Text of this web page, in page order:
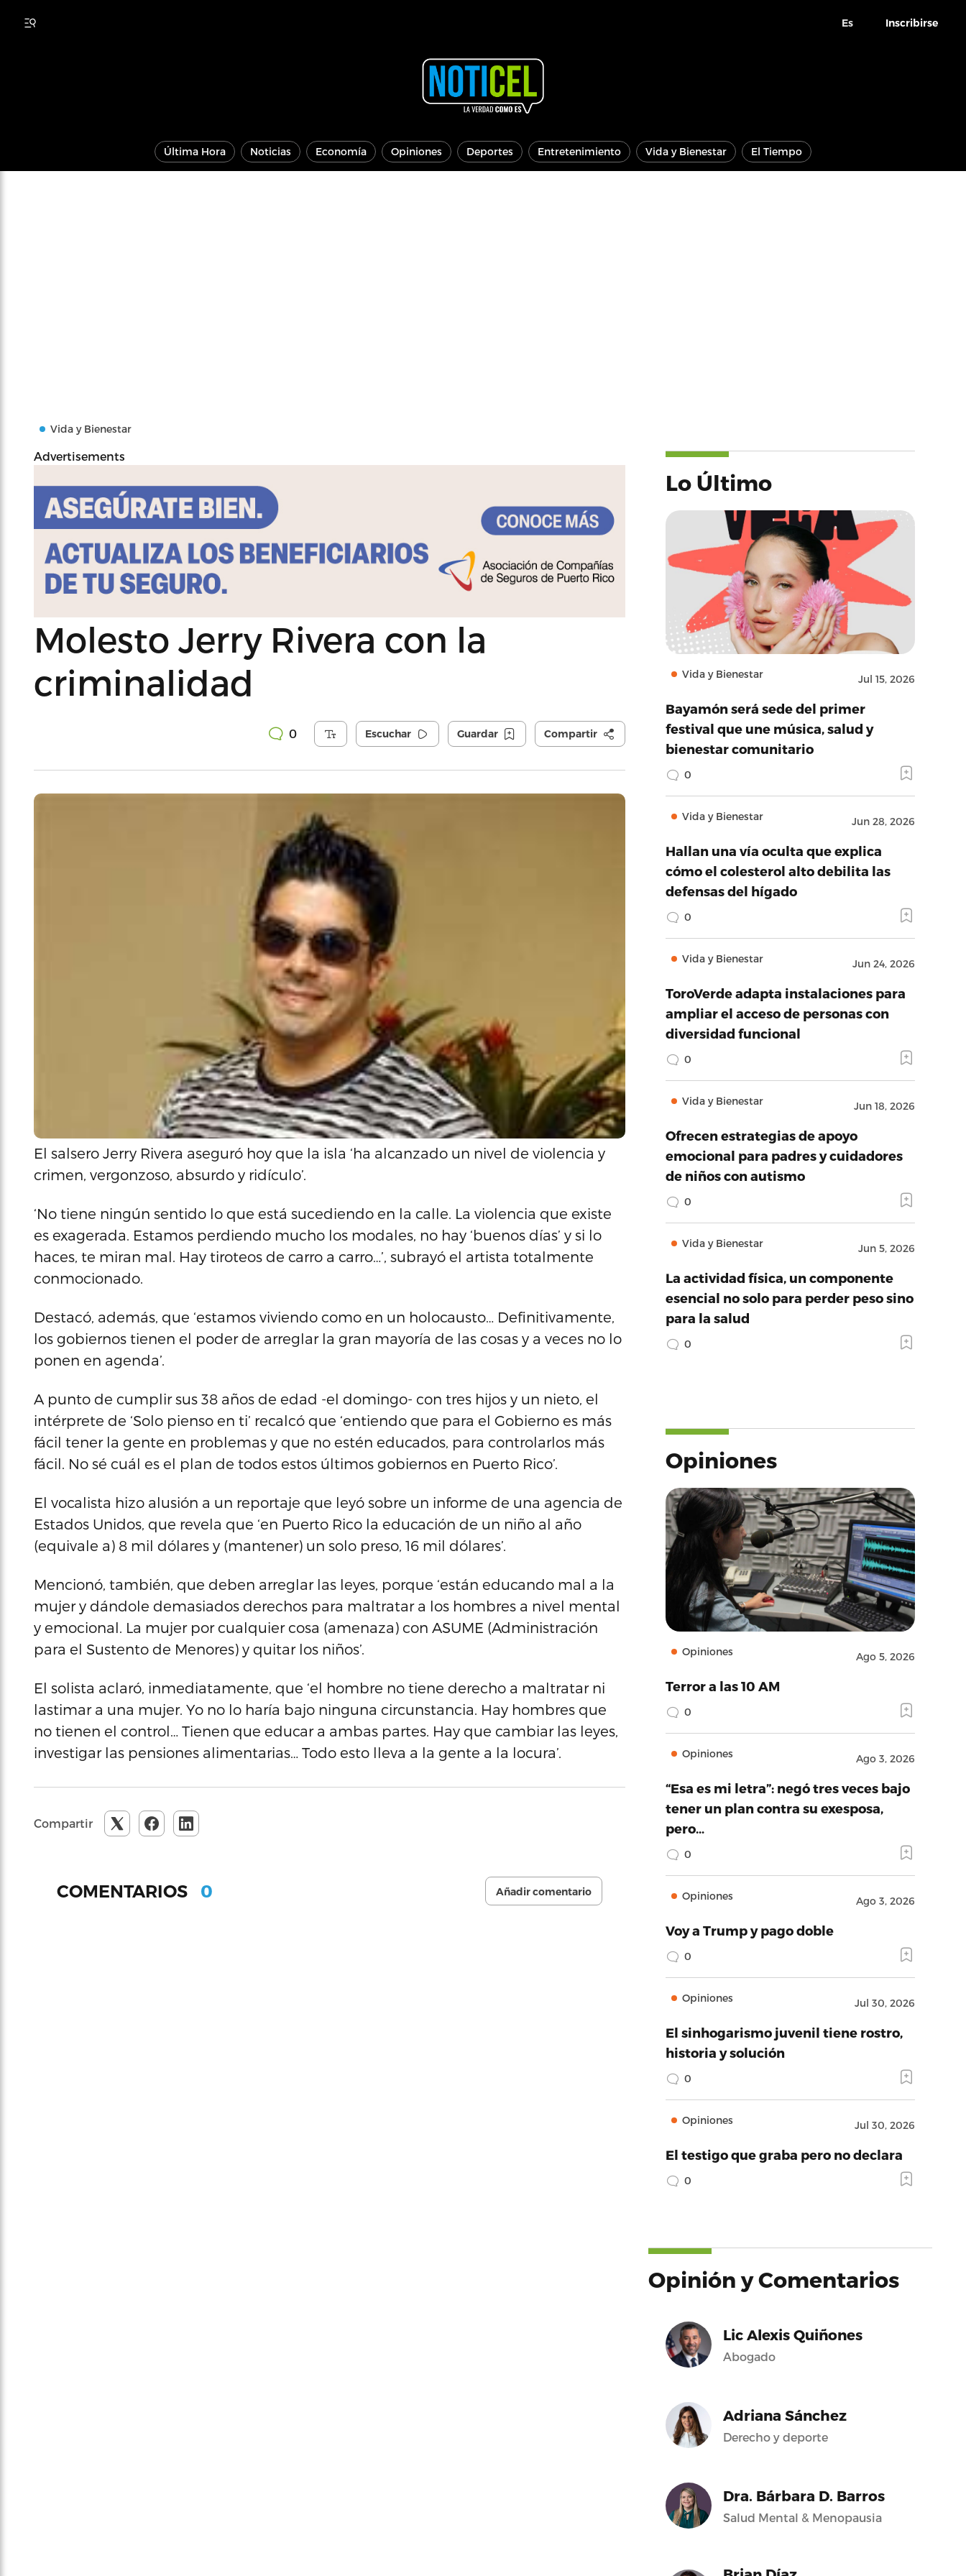
Es Inscribirse
Última Hora Noticias Economía Opiniones Deportes Entretenimiento Vida y Bienestar El Tiempo
Vida y Bienestar
Advertisements
Molesto Jerry Rivera con la
criminalidad
0 Escuchar Guardar Compartir
El salsero Jerry Rivera aseguró hoy que la isla ‘ha alcanzado un nivel de violencia y
crimen, vergonzoso, absurdo y ridículo’.
‘No tiene ningún sentido lo que está sucediendo en la calle. La violencia que existe
es exagerada. Estamos perdiendo mucho los modales, no hay ‘buenos días’ y si lo
haces, te miran mal. Hay tiroteos de carro a carro…’, subrayó el artista totalmente
conmocionado.
Destacó, además, que ‘estamos viviendo como en un holocausto… Definitivamente,
los gobiernos tienen el poder de arreglar la gran mayoría de las cosas y a veces no lo
ponen en agenda’.
A punto de cumplir sus 38 años de edad -el domingo- con tres hijos y un nieto, el
intérprete de ‘Solo pienso en ti’ recalcó que ‘entiendo que para el Gobierno es más
fácil tener la gente en problemas y que no estén educados, para controlarlos más
fácil. No sé cuál es el plan de todos estos últimos gobiernos en Puerto Rico’.
El vocalista hizo alusión a un reportaje que leyó sobre un informe de una agencia de
Estados Unidos, que revela que ‘en Puerto Rico la educación de un niño al año
(equivale a) 8 mil dólares y (mantener) un solo preso, 16 mil dólares’.
Mencionó, también, que deben arreglar las leyes, porque ‘están educando mal a la
mujer y dándole demasiados derechos para maltratar a los hombres a nivel mental
y emocional. La mujer por cualquier cosa (amenaza) con ASUME (Administración
para el Sustento de Menores) y quitar los niños’.
El solista aclaró, inmediatamente, que ‘el hombre no tiene derecho a maltratar ni
lastimar a una mujer. Yo no lo haría bajo ninguna circunstancia. Hay hombres que
no tienen el control… Tienen que educar a ambas partes. Hay que cambiar las leyes,
investigar las pensiones alimentarias… Todo esto lleva a la gente a la locura’.
Compartir
COMENTARIOS 0 Añadir comentario
Lo Último
Vida y Bienestar Jul 15, 2026
Bayamón será sede del primer
festival que une música, salud y
bienestar comunitario
0
Vida y Bienestar Jun 28, 2026
Hallan una vía oculta que explica
cómo el colesterol alto debilita las
defensas del hígado
0
Vida y Bienestar Jun 24, 2026
ToroVerde adapta instalaciones para
ampliar el acceso de personas con
diversidad funcional
0
Vida y Bienestar Jun 18, 2026
Ofrecen estrategias de apoyo
emocional para padres y cuidadores
de niños con autismo
0
Vida y Bienestar Jun 5, 2026
La actividad física, un componente
esencial no solo para perder peso sino
para la salud
0
Opiniones
Opiniones Ago 5, 2026
Terror a las 10 AM
0
Opiniones Ago 3, 2026
“Esa es mi letra”: negó tres veces bajo
tener un plan contra su exesposa,
pero…
0
Opiniones Ago 3, 2026
Voy a Trump y pago doble
0
Opiniones Jul 30, 2026
El sinhogarismo juvenil tiene rostro,
historia y solución
0
Opiniones Jul 30, 2026
El testigo que graba pero no declara
0
Opinión y Comentarios
Lic Alexis Quiñones
Abogado
Adriana Sánchez
Derecho y deporte
Dra. Bárbara D. Barros
Salud Mental & Menopausia